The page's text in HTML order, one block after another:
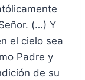
(…) Y
el cielo sea
Padre y
de su